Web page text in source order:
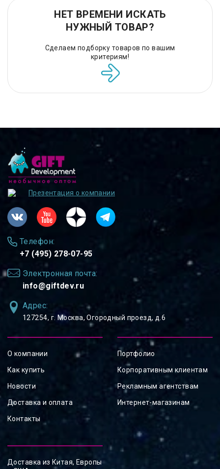
НЕТ ВРЕМЕНИ ИСКАТЬ
НУЖНЫЙ ТОВАР?
Сделаем подборку товаров по вашим
критериям!
Презентация о компании
Телефон:
+7 (495) 278-07-95
Электронная почта:
info@giftdev.ru
Адрес:
127254, ⁠г. Москва, Огородный проезд, д.6
О компании
Как купить
Новости
Доставка и оплата
Контакты
Портфолио
Корпоративным клиентам
Рекламным агентствам
Интернет-магазинам
Доставка из Китая, Европы